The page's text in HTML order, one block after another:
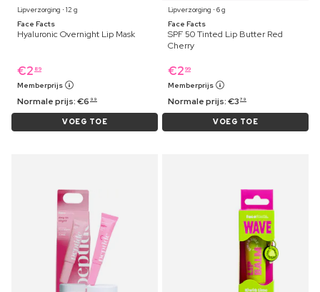
Lipverzorging ⋅ 12 g
Face Facts
Hyaluronic Overnight Lip Mask
€2 89
Memberprijs
Normale prijs:€6 99
VOEG TOE
Lipverzorging ⋅ 6 g
Face Facts
SPF 50 Tinted Lip Butter Red
Cherry
€2 99
Memberprijs
Normale prijs:€3 79
VOEG TOE